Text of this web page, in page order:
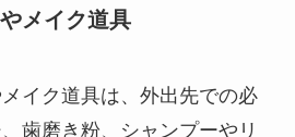
メイク道具
イク道具は、外出先での必
歯磨き粉、シャンプーやリ